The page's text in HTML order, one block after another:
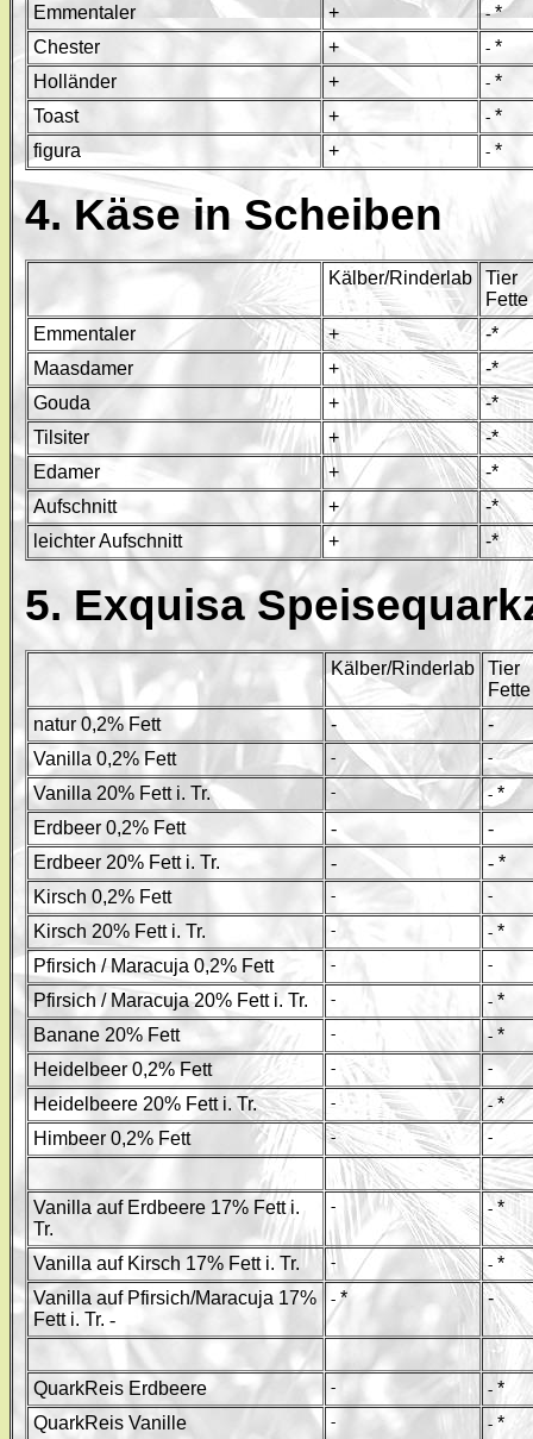
Emmentaler
+ - *
Chester
+ - *
Holländer
+ - *
Toast
+ - *
figura
+ - *
4. Käse in Scheiben
Kälber/Rinderlab
Tier
Fette
Emmentaler
+
-*
Maasdamer
+
-*
Gouda
+
-*
Tilsiter
+
-*
Edamer
+
-*
Aufschnitt
+
-*
leichter Aufschnitt
+ -*
5. Exquisa
Kälber/Rinderlab
Tier
Fette
natur 0,2% Fett
-
-
Vanilla 0,2% Fett
- -
Vanilla 20% Fett i. Tr. - - *
Erdbeer 0,2% Fett
-
-
Erdbeer 20% Fett i. Tr.
- - *
Kirsch 0,2% Fett
- -
Kirsch 20% Fett i. Tr. - - *
Pfirsich / Maracuja 0,2% Fett
- -
Pfirsich / Maracuja 20% Fett i. Tr. - - *
Banane 20% Fett
- - *
Heidelbeer 0,2% Fett
- -
Heidelbeere 20% Fett i. Tr. - - *
Himbeer 0,2% Fett
- -
Vanilla auf Erdbeere 17% Fett i.
Tr.
- - *
Vanilla auf Kirsch 17% Fett i. Tr. - - *
Vanilla auf Pfirsich/Maracuja 17%
Fett i. Tr. -
- * -
QuarkReis Erdbeere - - *
QuarkReis Vanille
- - *